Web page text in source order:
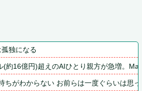
独になる
(約16億円)超えのAIひとり親方が急増。
ちがわからない お前らは一度ぐらいは思